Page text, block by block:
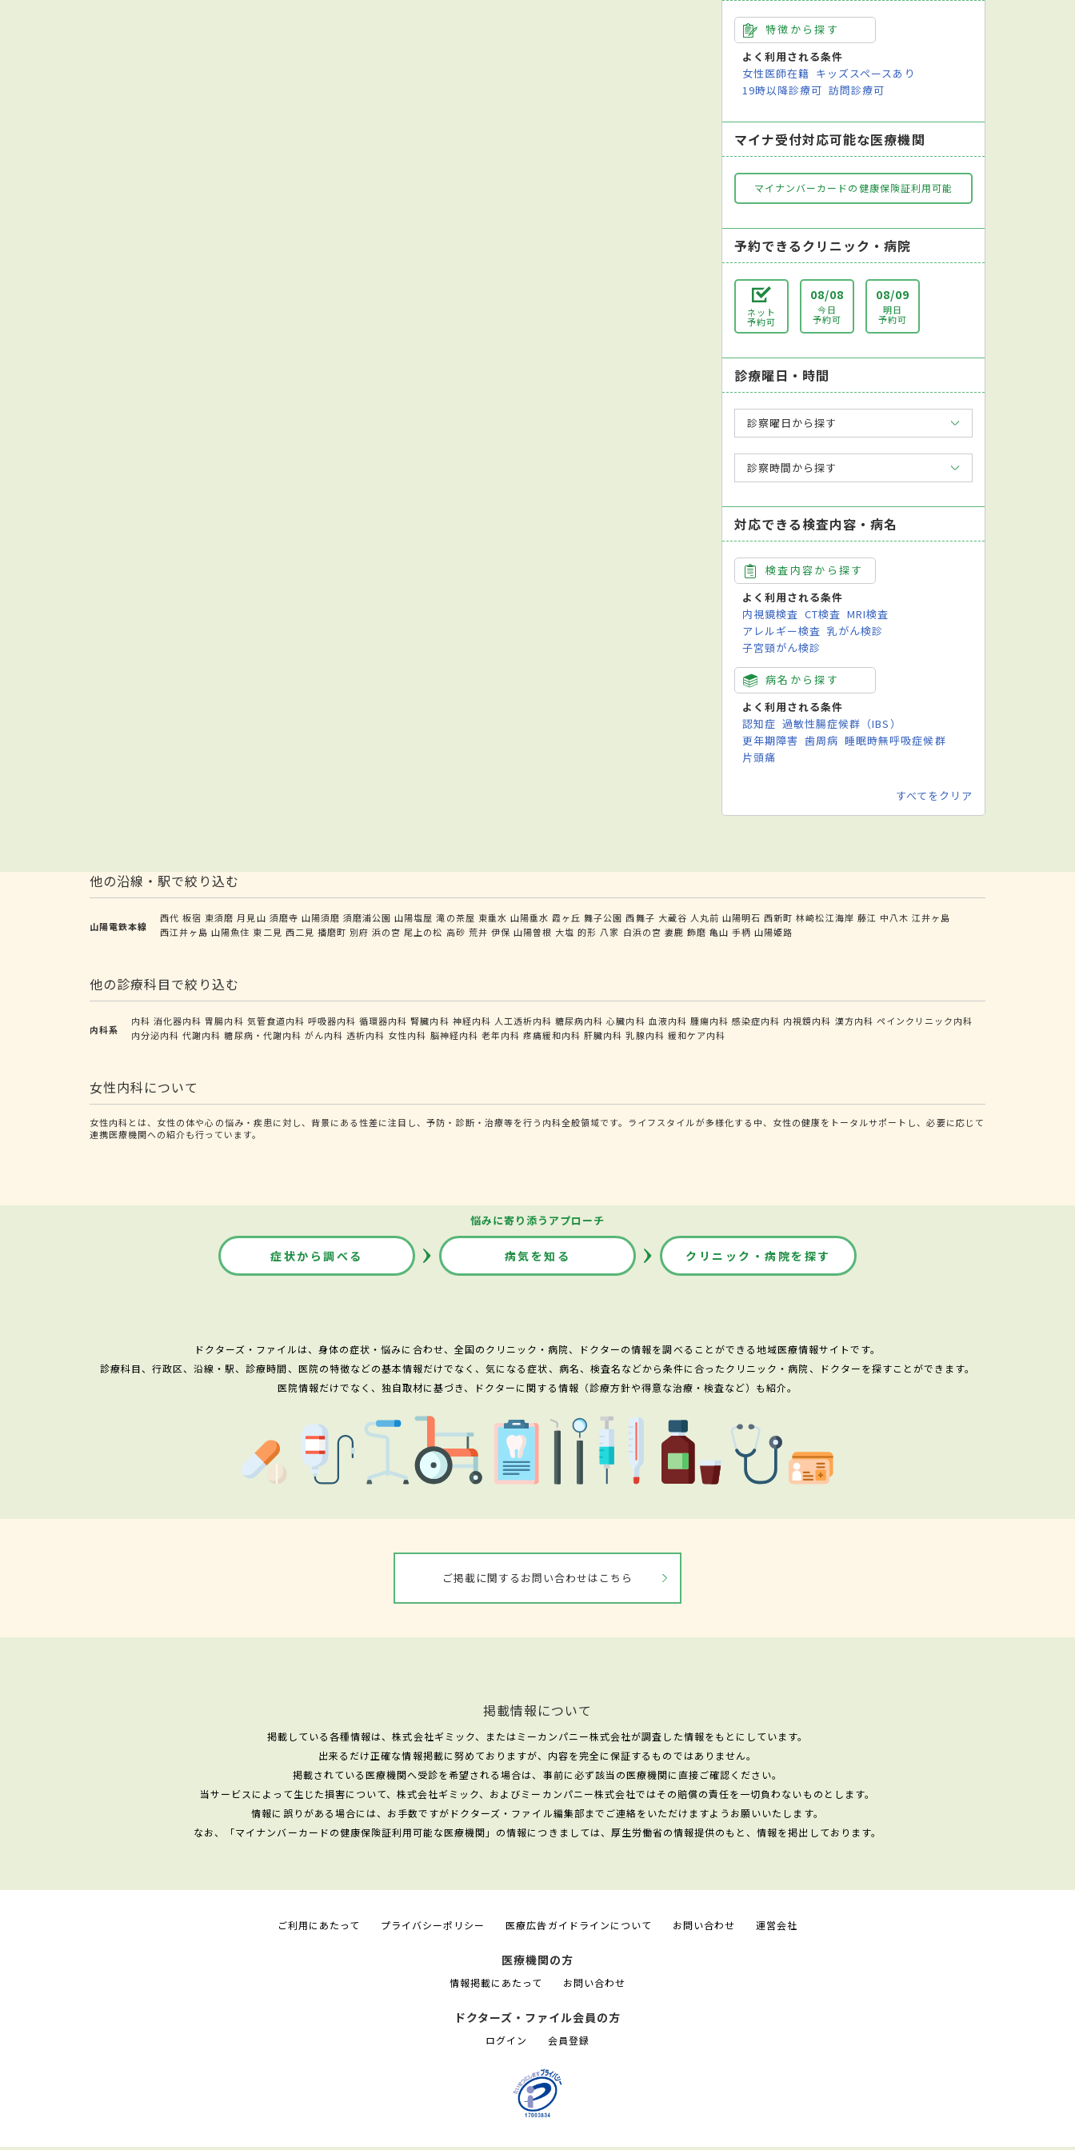
特徴から探す
よく利用される条件
女性医師在籍 キッズスペースあり
19時以降診療可 訪問診療可
マイナ受付対応可能な医療機関
マイナンバーカードの健康保険証利用可能
予約できるクリニック・病院
ネット
予約可
08/08
今日
予約可
08/09
明日
予約可
診療曜日・時間
診察曜日から探す
診察時間から探す
対応できる検査内容・病名
検査内容から探す
よく利用される条件
内視鏡検査 CT検査 MRI検査
アレルギー検査 乳がん検診
子宮頸がん検診
病名から探す
よく利用される条件
認知症 過敏性腸症候群（IBS）
更年期障害 歯周病 睡眠時無呼吸症候群
片頭痛
すべてをクリア
他の沿線・駅で絞り込む
山陽電鉄本線
西代 板宿 東須磨 月見山 須磨寺 山陽須磨 須磨浦公園 山陽塩屋 滝の茶屋 東垂水 山陽垂水 霞ヶ丘 舞子公園 西舞子 大蔵谷 人丸前 山陽明石 西新町 林崎松江海岸 藤江 中八木 江井ヶ島
西江井ヶ島 山陽魚住 東二見 西二見 播磨町 別府 浜の宮 尾上の松 高砂 荒井 伊保 山陽曽根 大塩 的形 八家 白浜の宮 妻鹿 飾磨 亀山 手柄 山陽姫路
他の診療科目で絞り込む
内科系
内科 消化器内科 胃腸内科 気管食道内科 呼吸器内科 循環器内科 腎臓内科 神経内科 人工透析内科 糖尿病内科 心臓内科 血液内科 腫瘍内科 感染症内科 内視鏡内科 漢方内科 ペインクリニック内科
内分泌内科 代謝内科 糖尿病・代謝内科 がん内科 透析内科 女性内科 脳神経内科 老年内科 疼痛緩和内科 肝臓内科 乳腺内科 緩和ケア内科
女性内科について
女性内科とは、女性の体や心の悩み・疾患に対し、背景にある性差に注目し、予防・診断・治療等を行う内科全般領域です。ライフスタイルが多様化する中、女性の健康をトータルサポートし、必要に応じて
連携医療機関への紹介も行っています。
悩みに寄り添うアプローチ
症状から調べる 病気を知る クリニック・病院を探す
ドクターズ・ファイルは、身体の症状・悩みに合わせ、全国のクリニック・病院、ドクターの情報を調べることができる地域医療情報サイトです。
診療科目、行政区、沿線・駅、診療時間、医院の特徴などの基本情報だけでなく、気になる症状、病名、検査名などから条件に合ったクリニック・病院、ドクターを探すことができます。
医院情報だけでなく、独自取材に基づき、ドクターに関する情報（診療方針や得意な治療・検査など）も紹介。
ご掲載に関するお問い合わせはこちら
掲載情報について
掲載している各種情報は、株式会社ギミック、またはミーカンパニー株式会社が調査した情報をもとにしています。
出来るだけ正確な情報掲載に努めておりますが、内容を完全に保証するものではありません。
掲載されている医療機関へ受診を希望される場合は、事前に必ず該当の医療機関に直接ご確認ください。
当サービスによって生じた損害について、株式会社ギミック、およびミーカンパニー株式会社ではその賠償の責任を一切負わないものとします。
情報に誤りがある場合には、お手数ですがドクターズ・ファイル編集部までご連絡をいただけますようお願いいたします。
なお、「マイナンバーカードの健康保険証利用可能な医療機関」の情報につきましては、厚生労働省の情報提供のもと、情報を掲出しております。
ご利用にあたって プライバシーポリシー 医療広告ガイドラインについて お問い合わせ 運営会社
医療機関の方
情報掲載にあたって お問い合わせ
ドクターズ・ファイル会員の方
ログイン 会員登録